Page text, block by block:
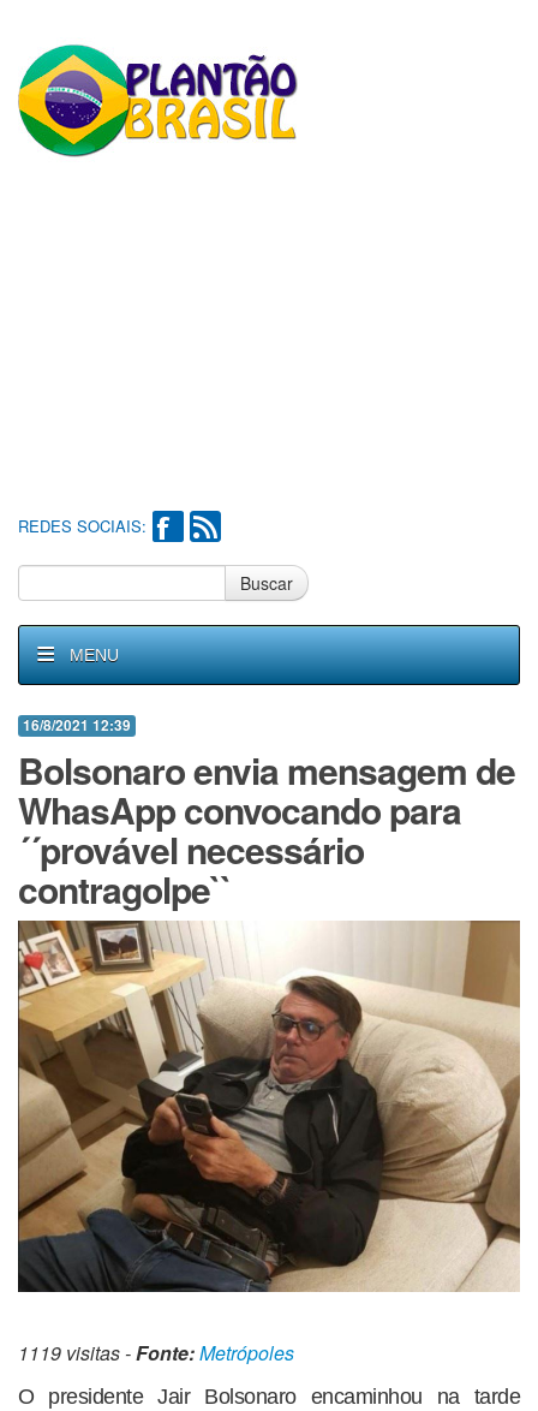
REDES SOCIAIS:
Buscar
MENU
16/8/2021 12:39
Bolsonaro envia mensagem de
WhasApp convocando para
´´provável necessário
contragolpe``
1119 visitas -Fonte:Metrópoles
O presidente Jair Bolsonaro encaminhou na tarde